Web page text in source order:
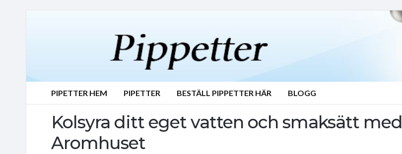
PIPETTER HEM PIPETTER BESTÄLL PIPPETTER HÄR BLOGG
Kolsyra ditt eget vatten och smaksätt med
Aromhuset